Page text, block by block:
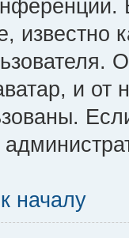
известно
и от
началу